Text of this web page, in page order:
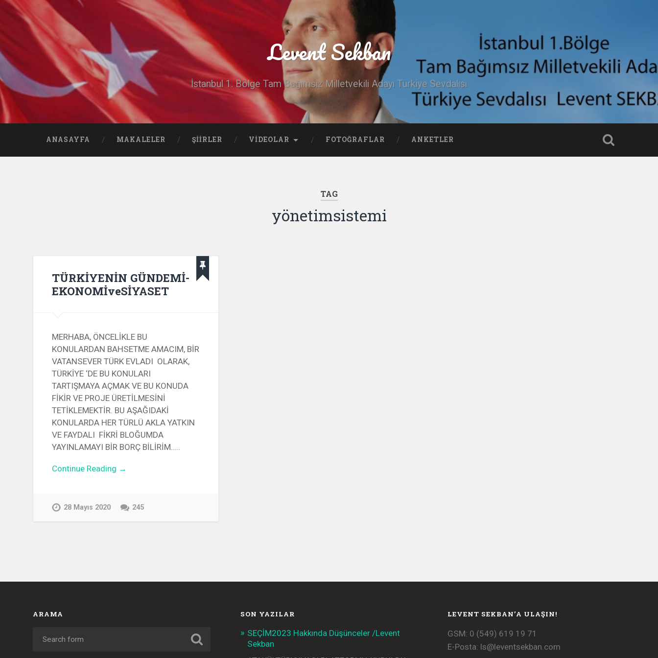
Levent Sekban
İstanbul 1. Bölge Tam Bağımsız Milletvekili Adayı Türkiye Sevdalısı
ANASAYFA MAKALELER ŞIIRLER VIDEOLAR FOTOĞRAFLAR ANKETLER
TAG
yönetimsistemi
TÜRKİYENİN GÜNDEMİ-
EKONOMİveSİYASET
MERHABA, ÖNCELİKLE BU
KONULARDAN BAHSETME AMACIM, BİR
VATANSEVER TÜRK EVLADI OLARAK,
TÜRKİYE ‘DE BU KONULARI
TARTIŞMAYA AÇMAK VE BU KONUDA
FİKİR VE PROJE ÜRETİLMESİNİ
TETİKLEMEKTİR. BU AŞAĞIDAKİ
KONULARDA HER TÜRLÜ AKLA YATKIN
VE FAYDALI FİKRİ BLOĞUMDA
YAYINLAMAYI BİR BORÇ BİLİRİM…..
Continue Reading →
28 Mayıs 2020 245
ARAMA SON YAZILAR
SEÇİM2023 Hakkında Düşünceler /Levent
Sekban
LEVENT SEKBAN’A ULAŞIN!
GSM: 0 (549) 619 19 71
E-Posta: ls@leventsekban.com